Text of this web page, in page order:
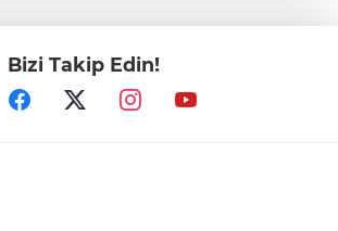
PKK'NIN SİLAH BIRAKMA SÜRECİNDE
YENİ DÖNEM
Bizi Takip Edin!